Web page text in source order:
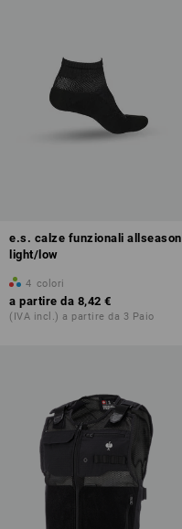
e.s. calze funzionali allseason
light/low
4 colori
a partire da 8,42 €
(IVA incl.) a partire da 3 Paio